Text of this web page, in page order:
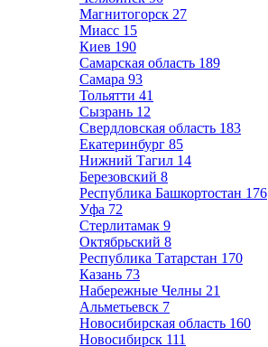
Магнитогорск 27
Миасс 15
Киев 190
Самарская область 189
Самара 93
Тольятти 41
Сызрань 12
Свердловская область 183
Екатеринбург 85
Нижний Тагил 14
Березовский 8
Республика Башкортостан 176
Уфа 72
Стерлитамак 9
Октябрьский 8
Республика Татарстан 170
Казань 73
Набережные Челны 21
Альметьевск 7
Новосибирская область 160
Новосибирск 111